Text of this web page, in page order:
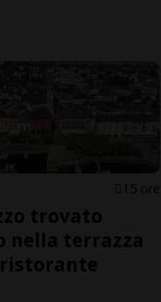
15 ore
trovato
nella terrazza